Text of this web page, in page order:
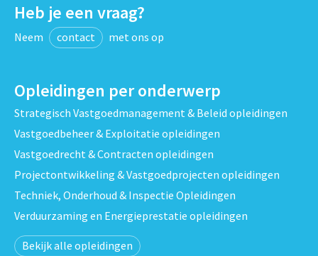
Heb je een vraag?
Neem contact met ons op
Opleidingen per onderwerp
Strategisch Vastgoedmanagement & Beleid opleidingen
Vastgoedbeheer & Exploitatie opleidingen
Vastgoedrecht & Contracten opleidingen
Projectontwikkeling & Vastgoedprojecten opleidingen
Techniek, Onderhoud & Inspectie Opleidingen
Verduurzaming en Energieprestatie opleidingen
Bekijk alle opleidingen